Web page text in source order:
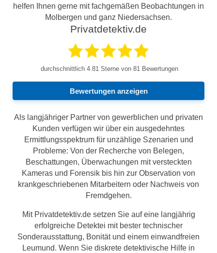
helfen Ihnen gerne mit fachgemäßen Beobachtungen in
Molbergen und ganz Niedersachsen.
Privatdetektiv.de
durchschnittlich 4.81 Sterne von 81 Bewertungen
Bewertungen anzeigen
Als langjähriger Partner von gewerblichen und privaten
Kunden verfügen wir über ein ausgedehntes
Ermittlungsspektrum für unzählige Szenarien und
Probleme: Von der Recherche von Belegen,
Beschattungen, Überwachungen mit versteckten
Kameras und Forensik bis hin zur Observation von
krankgeschriebenen Mitarbeitern oder Nachweis von
Fremdgehen.
Mit Privatdetektiv.de setzen Sie auf eine langjährig
erfolgreiche Detektei mit bester technischer
Sonderausstattung, Bonität und einem einwandfreien
Leumund. Wenn Sie diskrete detektivische Hilfe in